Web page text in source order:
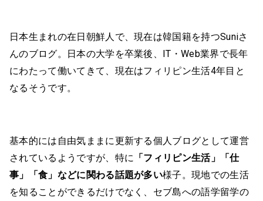
日本生まれの在日朝鮮人で、現在は韓国籍を持つSuniさ
んのブログ。日本の大学を卒業後、IT・Web業界で長年
にわたって働いてきて、現在はフィリピン生活4年目と
なるそうです。
基本的には自由気ままに更新する個人ブログとして運営
されているようですが、特に 「フィリピン生活」「仕
事」「食」などに関わる話題が多い様子。現地での生活
を知ることができるだけでなく、セブ島への語学留学の